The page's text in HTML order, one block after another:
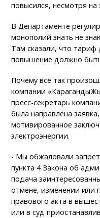
повысился, несмотря
В Департаменте
монополий знать не
Там сказали, что тариф
повышение должно
Почему всё так
компании
пресс-секретарь
была направлена
мотивированное
электроэнергии.
- Мы обжаловали запрет
пункта 4 Закона об
подача
отмене, изменении или
правового акта в
или в суд